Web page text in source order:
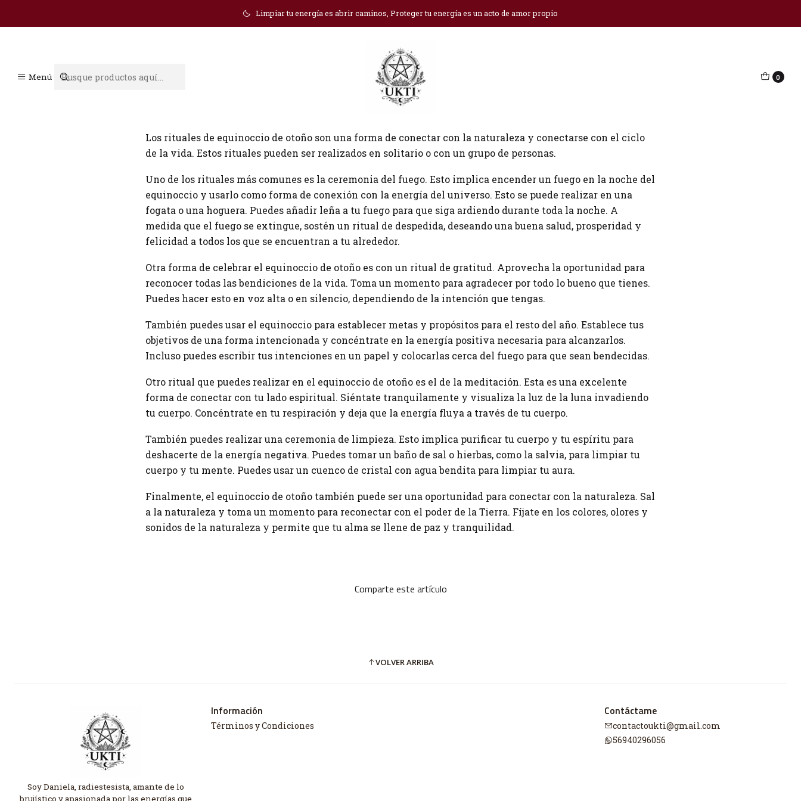
Menú 0
Limpiar tu energía es abrir caminos, Proteger tu energía es un acto de amor propio
Inicio Blog Rituales de otoño
Los rituales de equinoccio de otoño son una forma de conectar con la naturaleza y conectarse con el ciclo
de la vida. Estos rituales pueden ser realizados en solitario o con un grupo de personas.
Uno de los rituales más comunes es la ceremonia del fuego. Esto implica encender un fuego en la noche del
equinoccio y usarlo como forma de conexión con la energía del universo. Esto se puede realizar en una
fogata o una hoguera. Puedes añadir leña a tu fuego para que siga ardiendo durante toda la noche. A
medida que el fuego se extingue, sostén un ritual de despedida, deseando una buena salud, prosperidad y
felicidad a todos los que se encuentran a tu alrededor.
Otra forma de celebrar el equinoccio de otoño es con un ritual de gratitud. Aprovecha la oportunidad para
reconocer todas las bendiciones de la vida. Toma un momento para agradecer por todo lo bueno que tienes.
Puedes hacer esto en voz alta o en silencio, dependiendo de la intención que tengas.
También puedes usar el equinoccio para establecer metas y propósitos para el resto del año. Establece tus
objetivos de una forma intencionada y concéntrate en la energía positiva necesaria para alcanzarlos.
Incluso puedes escribir tus intenciones en un papel y colocarlas cerca del fuego para que sean bendecidas.
Otro ritual que puedes realizar en el equinoccio de otoño es el de la meditación. Esta es una excelente
forma de conectar con tu lado espiritual. Siéntate tranquilamente y visualiza la luz de la luna invadiendo
tu cuerpo. Concéntrate en tu respiración y deja que la energía fluya a través de tu cuerpo.
También puedes realizar una ceremonia de limpieza. Esto implica purificar tu cuerpo y tu espíritu para
deshacerte de la energía negativa. Puedes tomar un baño de sal o hierbas, como la salvia, para limpiar tu
cuerpo y tu mente. Puedes usar un cuenco de cristal con agua bendita para limpiar tu aura.
Finalmente, el equinoccio de otoño también puede ser una oportunidad para conectar con la naturaleza. Sal
a la naturaleza y toma un momento para reconectar con el poder de la Tierra. Fíjate en los colores, olores y
sonidos de la naturaleza y permite que tu alma se llene de paz y tranquilidad.
Comparte este artículo
VOLVER ARRIBA
Soy Daniela, radiestesista, amante de lo
brujístico y apasionada por las energías que
Información
Términos y Condiciones
Contáctame
contactoukti@gmail.com
56940296056